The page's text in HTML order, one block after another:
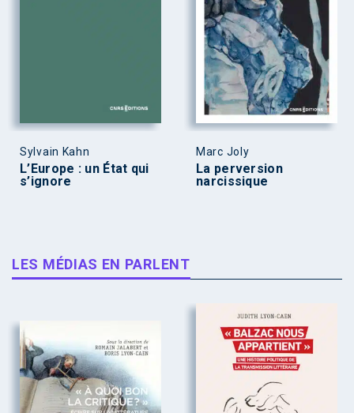
Sylvain Kahn
L’Europe : un État qui
s’ignore
Marc Joly
La perversion
narcissique
LES MÉDIAS EN PARLENT